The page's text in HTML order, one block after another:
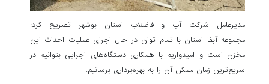
مدیرعامل شرکت آب و فاضلاب استان بوشهر تصریح کرد:
مجموعه آبفا استان با تمام توان در حال اجرای عملیات احداث این
مخزن است و امیدواریم با همکاری دستگاه‌های اجرایی بتوانیم در
سریع‌ترین زمان ممکن آن را به بهره‌برداری برسانیم.